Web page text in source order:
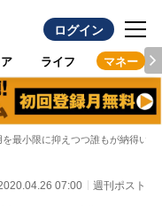
ログイン
ライフ マネー
を最小限に抑えつつ誰もが納得いく
07:00 週刊ポスト